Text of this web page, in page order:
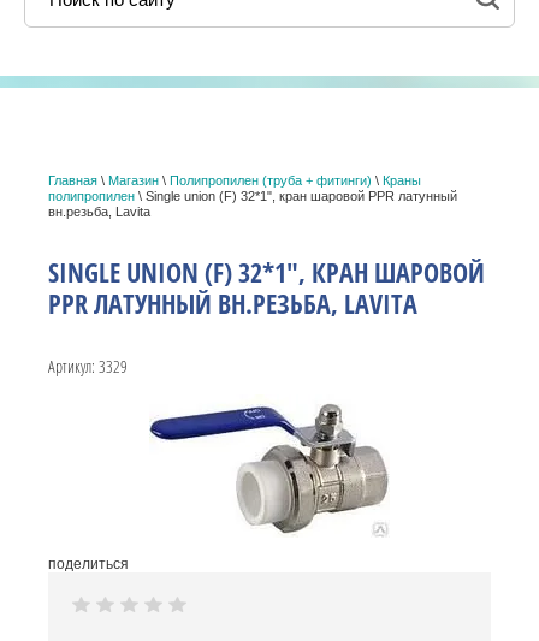
Главная \ Магазин \ Полипропилен (труба + фитинги) \ Краны
полипропилен \ Single union (F) 32*1", кран шаровой PPR латунный
вн.резьба, Lavita
SINGLE UNION (F) 32*1", КРАН ШАРОВОЙ
PPR ЛАТУННЫЙ ВН.РЕЗЬБА, LAVITA
Артикул: 3329
поделиться